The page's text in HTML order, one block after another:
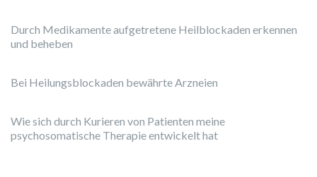
Durch Medikamente aufgetretene Heilblockaden erkennen
und beheben
Bei Heilungsblockaden bewährte Arzneien
Wie sich durch Kurieren von Patienten meine
psychosomatische Therapie entwickelt hat